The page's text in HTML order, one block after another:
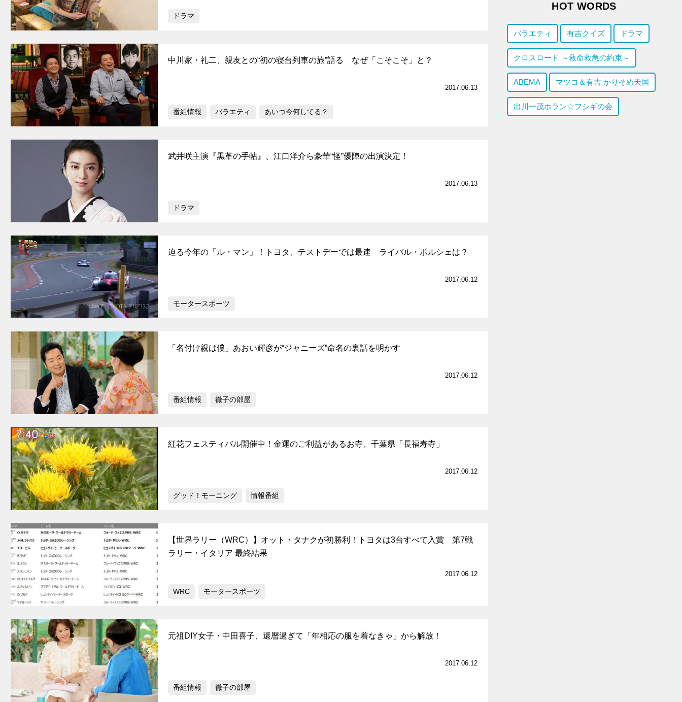
ドラマ
中川家・礼二、親友との“初の寝台列車の旅”語る なぜ「こそこそ」と？
2017.06.13
番組情報 バラエティ あいつ今何してる？
武井咲主演『黒革の手帖』、江口洋介ら豪華“怪”優陣の出演決定！
2017.06.13
ドラマ
迫る今年の「ル・マン」！トヨタ、テストデーでは最速 ライバル・ポルシェは？
2017.06.12
モータースポーツ
「名付け親は僕」あおい輝彦が“ジャニーズ”命名の裏話を明かす
2017.06.12
番組情報 徹子の部屋
紅花フェスティバル開催中！金運のご利益があるお寺、千葉県「長福寿寺」
2017.06.12
グッド！モーニング 情報番組
【世界ラリー（WRC）】オット・タナクが初勝利！トヨタは3台すべて入賞 第7戦
ラリー・イタリア 最終結果
2017.06.12
WRC モータースポーツ
元祖DIY女子・中田喜子、還暦過ぎて「年相応の服を着なきゃ」から解放！
2017.06.12
番組情報 徹子の部屋
HOT WORDS
バラエティ 有吉クイズ ドラマ
クロスロード ～救命救急の約束～
ABEMA マツコ＆有吉 かりそめ天国
出川一茂ホラン☆フシギの会